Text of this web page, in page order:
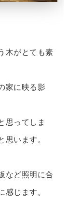
木がとても素
家に映る影
思ってしま
思います。
など照明に合
感じます。